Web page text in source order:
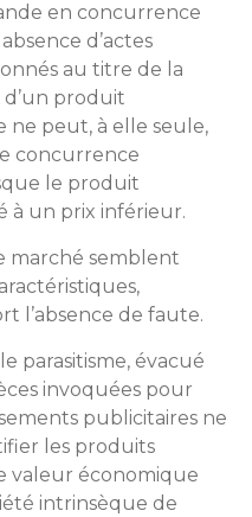
en concurrence
d’actes
au titre de la
d’un produit
ne peut, à elle seule,
concurrence
le produit
à un prix inférieur.
marché semblent
l’absence de faute.
parasitisme, évacué
invoquées pour
publicitaires ne
les produits
valeur économique
intrinsèque de